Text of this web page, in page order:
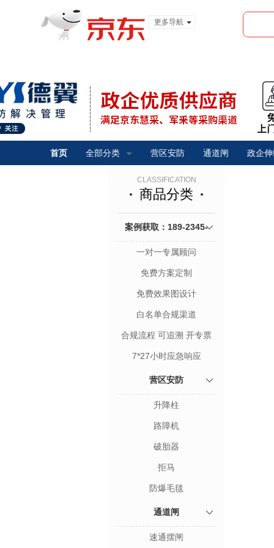
更多导航
首页 全部分类 营区安防 通道闸 政企
CLASSIFICATION
商品分类
案例获取：189-2345-
1373
一对一专属顾问
免费方案定制
免费效果图设计
白名单合规渠道
合规流程 可追溯 开专票
7*27小时应急响应
营区安防
升降柱
路障机
破胎器
拒马
防爆毛毯
通道闸
速通摆闸